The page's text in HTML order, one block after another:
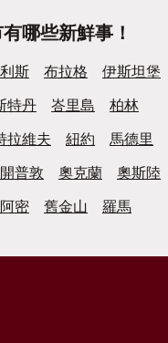
哪些新鮮事！
斯 布拉格
伊斯坦堡
特丹 峇里島
柏林
拉維夫 紐約
馬德里
開普敦 奧克蘭
奧斯陸
密 舊金山 羅馬